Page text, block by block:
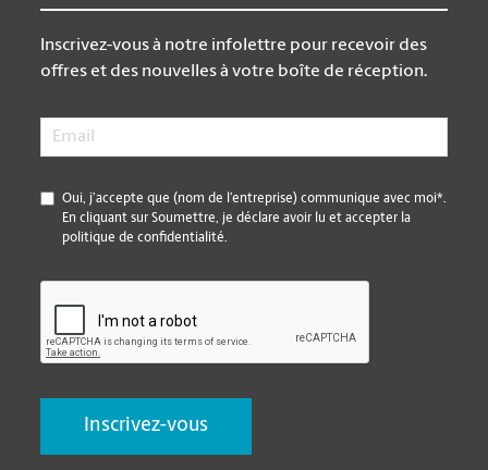
Inscrivez-vous à notre infolettre pour recevoir des
offres et des nouvelles à votre boîte de réception.
Email
*
Oui, j’accepte que (nom de l’entreprise) communique avec moi*.
En cliquant sur Soumettre, je déclare avoir lu et accepter la
politique de confidentialité.